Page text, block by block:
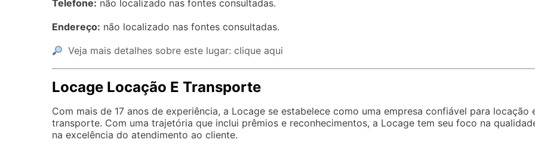
Telefone: não localizado nas fontes consultadas.
Endereço: não localizado nas fontes consultadas.
Veja mais detalhes sobre este lugar: clique aqui
Locage Locação E Transporte
Com mais de 17 anos de experiência, a Locage se estabelece como uma empresa confiável para locação
transporte. Com uma trajetória que inclui prêmios e reconhecimentos, a Locage tem seu foco na
na excelência do atendimento ao cliente.